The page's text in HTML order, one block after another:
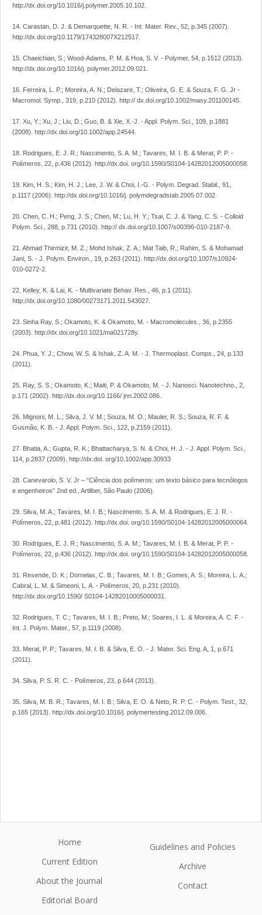
http://dx.doi.org/10.1016/j.polymer.2005.10.102.
14. Carastan, D. J. & Demarquette, N. R. - Int. Mater. Rev., 52, p.345 (2007).
http://dx.doi.org/10.1179/174328007X212517.
15. Chaeichian, S.; Wood-Adams, P. M. & Hoa, S. V. - Polymer, 54, p.1512 (2013).
http://dx.doi.org/10.1016/j. polymer.2012.09.021.
16. Ferreira, L. P.; Moreira, A. N.; Delazare, T.; Oliveira, G. E. & Souza, F. G. Jr -
Macromol. Symp., 319, p.210 (2012). http:// dx.doi.org/10.1002/masy.201100145.
17. Xu, Y.; Xu, J.; Liu, D.; Guo, B. & Xie, X.-J. - Appl. Polym. Sci., 109, p.1881
(2008). http://dx.doi.org/10.1002/app.24544.
18. Rodrigues, E. J. R.; Nascimento, S. A. M.; Tavares, M. I. B. & Merat, P. P. -
Polímeros, 22, p.436 (2012). http://dx.doi. org/10.1590/S0104-14282012005000058.
19. Kim, H. S.; Kim, H. J.; Lee, J. W. & Choi, I.-G. - Polym. Degrad. Stabil., 91,
p.1117 (2006). http://dx.doi.org/10.1016/j. polymdegradstab.2005.07.002.
20. Chen, C. H.; Peng, J. S.; Chen, M.; Lu, H. Y.; Tsai, C. J. & Yang, C. S. - Colloid
Polym. Sci., 288, p.731 (2010). http:// dx.doi.org/10.1007/s00396-010-2187-9.
21. Ahmad Thirmizir, M. Z.; Mohd Ishak, Z. A.; Mat Taib, R.; Rahim, S. & Mohamad
Jani, S. - J. Polym. Environ., 19, p.263 (2011). http://dx.doi.org/10.1007/s10924-
010-0272-2.
22. Kelley, K. & Lai, K. - Multivariate Behav. Res., 46, p.1 (2011).
http://dx.doi.org/10.1080/00273171.2011.543027.
23. Sinha Ray, S.; Okamoto, K. & Okamoto, M. - Macromolecules., 36, p.2355
(2003). http://dx.doi.org/10.1021/ma021728y.
24. Phua, Y. J.; Chow, W. S. & Ishak, Z. A. M. - J. Thermoplast. Comps., 24, p.133
(2011).
25. Ray, S. S.; Okamoto, K.; Maiti, P. & Okamoto, M. - J. Nanosci. Nanotechno., 2,
p.171 (2002). http://dx.doi.org/10.1166/ jnn.2002.086.
26. Mignoni, M. L.; Silva, J. V. M.; Souza, M. O.; Mauler, R. S.; Souza, R. F. &
Gusmão, K. B. - J. Appl. Polym. Sci., 122, p.2159 (2011).
27. Bhatia, A.; Gupta, R. K.; Bhattacharya, S. N. & Choi, H. J. - J. Appl. Polym. Sci.,
114, p.2837 (2009). http://dx.doi. org/10.1002/app.30933
28. Canevarolo, S. V. Jr – “Ciência dos polímeros: um texto básico para tecnólogos
e engenheiros” 2nd ed., Artliber, São Paulo (2006).
29. Silva, M. A.; Tavares, M. I. B.; Nascimento, S. A. M. & Rodrigues, E. J. R. -
Polímeros, 22, p.481 (2012). http://dx.doi. org/10.1590/S0104-14282012005000064.
30. Rodrigues, E. J. R.; Nascimento, S. A. M.; Tavares, M. I. B. & Merat, P. P. -
Polímeros, 22, p.436 (2012). http://dx.doi. org/10.1590/S0104-14282012005000058.
31. Resende, D. K.; Dornelas, C. B.; Tavares, M. I. B.; Gomes, A. S.; Moreira, L. A.;
Cabral, L. M. & Simeoni, L. A. - Polímeros, 20, p.231 (2010).
http://dx.doi.org/10.1590/ S0104-14282010005000031.
32. Rodrigues, T. C.; Tavares, M. I. B.; Preto, M.; Soares, I. L. & Moreira, A. C. F. -
Int. J. Polym. Mater., 57, p.1119 (2008).
33. Merat, P. P.; Tavares, M. I. B. & Silva, E. O. - J. Mater. Sci. Eng. A, 1, p.671
(2011).
34. Silva, P. S. R. C. - Polímeros, 23, p.644 (2013).
35. Silva, M. B. R.; Tavares, M. I. B.; Silva, E. O. & Neto, R. P. C. - Polym. Test., 32,
p.165 (2013). http://dx.doi.org/10.1016/j. polymertesting.2012.09.006.
Home
Current Edition
About the Journal
Editorial Board
Guidelines and Policies
Archive
Contact